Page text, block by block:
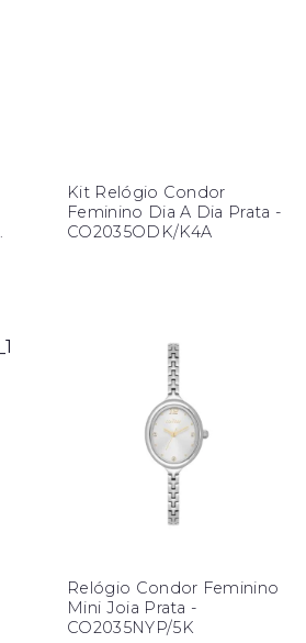
Kit Relógio Condor
Feminino Dia A Dia Prata -
CO2035ODK/K4A
Relógio Condor Feminino
Mini Joia Prata -
CO2035NYP/5K